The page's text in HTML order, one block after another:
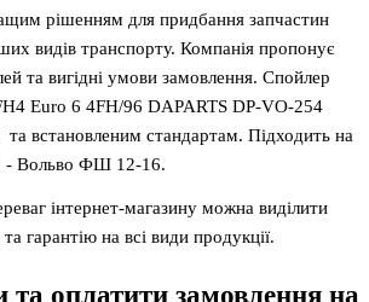
рішенням для придбання запчастин
видів транспорту. Компанія пропонує
та вигідні умови замовлення. Спойлер
Euro 6 4FH/96 DAPARTS DP-VO-254
та встановленим стандартам. Підходить на
- Вольво ФШ 12-16.
інтернет-магазину можна виділити
гарантію на всі види продукції.
оплатити замовлення на